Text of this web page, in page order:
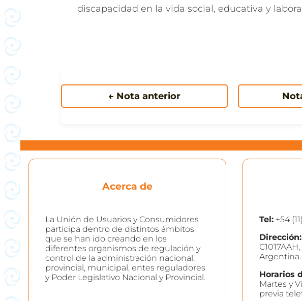
discapacidad en la vida social, educativa y
← Nota anterior
Acerca de
La Unión de Usuarios y Consumidores
participa dentro de distintos ámbitos
que se han ido creando en los
diferentes organismos de regulación y
control de la administración nacional,
provincial, municipal, entes reguladores
y Poder Legislativo Nacional y Provincial.
Tel: +54
Dirección:
Argentina.
Horarios
Martes y
previa